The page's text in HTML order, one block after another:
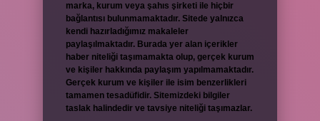
marka, kurum veya şahıs şirketi ile hiçbir
bağlantısı bulunmamaktadır. Sitede yalnızca
kendi hazırladığımız makaleler
paylaşılmaktadır. Burada yer alan içerikler
haber niteliği taşımamakta olup, gerçek kurum
ve kişiler hakkında paylaşım yapılmamaktadır.
Gerçek kurum ve kişiler ile isim benzerlikleri
tamamen tesadüfidir. Sitemizdeki bilgiler
taslak halindedir ve tavsiye niteliği taşımazlar.